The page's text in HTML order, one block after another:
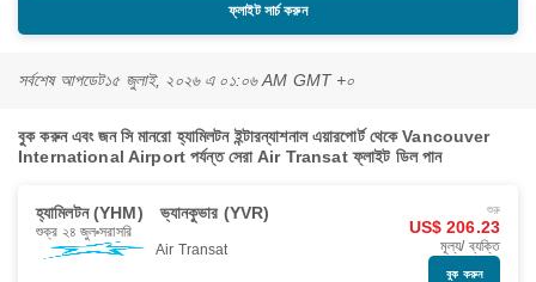
ফ্লাইট সার্চ করুন
সর্বশেষ আপডেট১৫ জুলাই, ২০২৬ এ ০১:০৬ AM GMT +০
বুক করুন এবং জন সি মানরো হ্যামিলটন ইন্টারন্যাশনাল এয়ারপোর্ট থেকে Vancouver
International Airport পর্যন্ত সেরা Air Transat ফ্লাইট ডিল পান
হ্যামিলটন (YHM) ভ্যানকুভার (YVR)
শুক্র ২৪ জুল সরাসরি
Air Transat
শুরু
US$ 206.23
মূল্য/ ব্যক্তি
বুক করুন